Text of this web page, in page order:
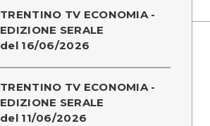
TRENTINO TV ECONOMIA -
EDIZIONE SERALE
del 16/06/2026
TRENTINO TV ECONOMIA -
EDIZIONE SERALE
del 11/06/2026